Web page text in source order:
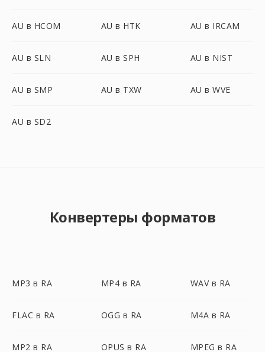
AU в HCOM AU в HTK AU в IRCAM
AU в SLN AU в SPH AU в NIST
AU в SMP AU в TXW AU в WVE
AU в SD2
Конвертеры форматов
MP3 в RA MP4 в RA WAV в RA
FLAC в RA OGG в RA M4A в RA
MP2 в RA OPUS в RA MPEG в RA